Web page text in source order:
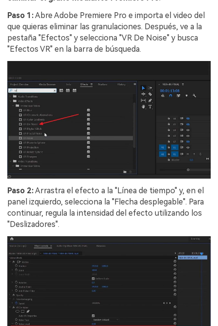
Paso 1:Abre Adobe Premiere Pro e importa el video del
que quieras eliminar las granulaciones. Después, ve a la
pestaña "Efectos" y selecciona "VR De Noise" y busca
"Efectos VR" en la barra de búsqueda.
Paso 2:Arrastra el efecto a la "Línea de tiempo" y, en el
panel izquierdo, selecciona la "Flecha desplegable". Para
continuar, regula la intensidad del efecto utilizando los
"Deslizadores".